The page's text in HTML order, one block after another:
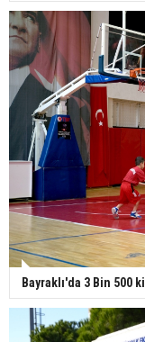
Bayraklı'da 3 Bin 500